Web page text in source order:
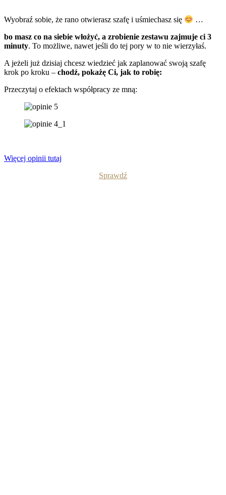
Wyobraź sobie, że rano otwierasz szafę i uśmiechasz się
…
bo masz co na siebie włożyć, a zrobienie zestawu zajmuje ci 3
minuty. To możliwe, nawet jeśli do tej pory w to nie wierzyłaś.
A jeżeli już dzisiaj chcesz wiedzieć jak zaplanować swoją szafę
krok po kroku – chodź, pokażę Ci, jak to robię:
Przeczytaj o efektach współpracy ze mną:
Więcej opinii tutaj
Sprawdź